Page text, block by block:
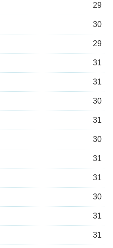
29
30
29
31
31
30
31
30
31
31
30
31
31